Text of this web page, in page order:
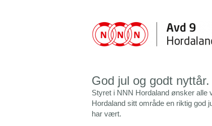
God jul og godt nyttår.
Styret i NNN Hordaland ønsker alle
Hordaland sitt område en riktig god
har vært.